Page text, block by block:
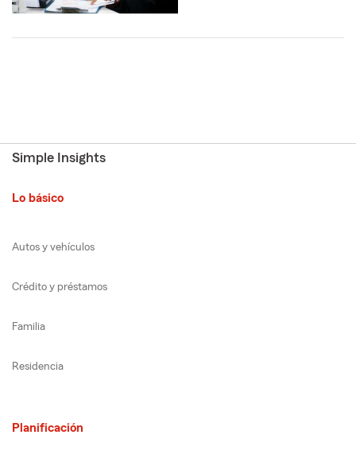
Simple Insights
Lo básico
Autos y vehículos
Crédito y préstamos
Familia
Residencia
Planificación